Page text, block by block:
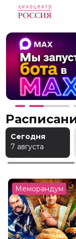
Сегодня
7 августа
Меморандум